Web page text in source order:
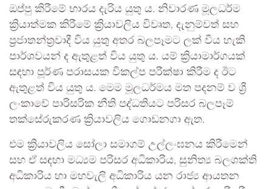
ඔප්පු කිරීමේ භාරය දැරිය යුතු ය. නිවාරණ මූලධර්ම
ක්‍රියාත්මක කිරීමේ ක්‍රියාවලිය විවෘත, දැනුම්වත් සහ
ප්‍රජාතන්ත්‍රවාදී විය යුතු අතර බලපෑමට ලක් විය හැකි
පාර්ශවයන් ද ඇතුළත් විය යුතු ය. යම් ක්‍රියාමාර්ගයක්
සඳහා පූර්ණ පරාසයක විකල්ප පරීක්ෂා කිරීම ද ඊට
ඇතුළත් විය යුතු ය. මෙම මූලධර්මය මත පදනම් ව ශ්‍රී
ලංකාවේ පාරිසරික නීති පද්ධතියට පරිසර බලපෑම්
තක්සේරුකරණ ක්‍රියාවලිය ගොඩනගා ඇත.
එම ක්‍රියාවලිය සෝලා සමාගම් උල්ලංඝනය කිරීමෙන්
සහ ඒ සඳහා මධ්‍යම පරිසර අධිකාරිය, සුනිත්‍ය බලශක්ති
අධිකාරිය හා මහවැලි අධිකාරිය යන රාජ්‍ය ආයතන